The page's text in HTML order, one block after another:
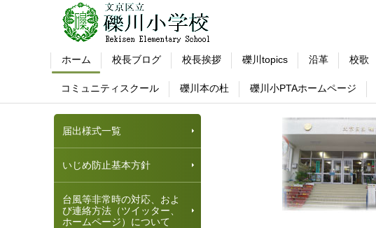
ホーム 校長ブログ 校長挨拶 礫川topics 沿革 校歌
コミュニティスクール 礫川本の杜 礫川小PTAホームページ
届出様式一覧
いじめ防止基本方針
台風等非常時の対応、およ
び連絡方法（ツイッター、
ホームページ）について